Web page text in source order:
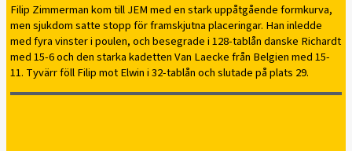
Filip Zimmerman kom till JEM med en stark uppåtgående formkurva,
men sjukdom satte stopp för framskjutna placeringar. Han inledde
med fyra vinster i poulen, och besegrade i 128-tablån danske Richardt
med 15-6 och den starka kadetten Van Laecke från Belgien med 15-
11. Tyvärr föll Filip mot Elwin i 32-tablån och slutade på plats 29.